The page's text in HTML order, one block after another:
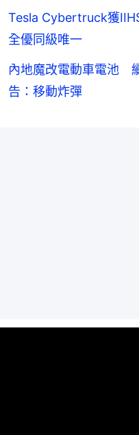
Tesla Cybertruck獲
全優同級唯一
內地魔改電動車電池
告：移動炸彈